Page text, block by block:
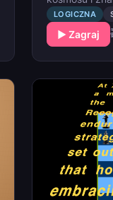
LOGICZNA
▶ Zagraj